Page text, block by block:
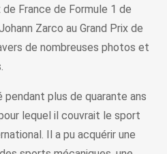
France de Formule 1 de
Zarco au Grand Prix de
de nombreuses photos et
pendant plus de quarante ans
lequel il couvrait le sport
Il a pu acquérir une